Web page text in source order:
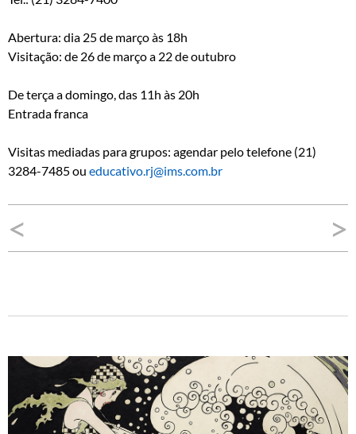
Abertura: dia 25 de março às 18h
Visitação: de 26 de março a 22 de outubro
De terça a domingo, das 11h às 20h
Entrada franca
Visitas mediadas para grupos: agendar pelo telefone (21)
3284-7485 ou educativo.rj@ims.com.br
Navegação
de
< >